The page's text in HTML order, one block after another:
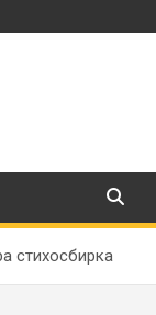
стихосбирка